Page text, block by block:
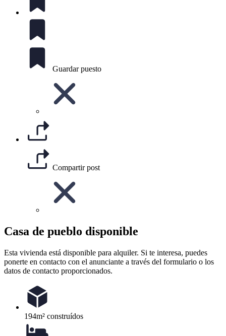
Guardar puesto
Compartir post
Casa de pueblo disponible
Esta vivienda está disponible para alquiler. Si te interesa, puedes
ponerte en contacto con el anunciante a través del formulario o los
datos de contacto proporcionados.
194m² construídos